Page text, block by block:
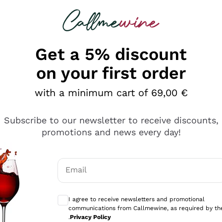
looking for
è male ma secondo me ci sono alternative che
Get a 5% discount
on your first order
with a minimum cart of 69,00 €
Subscribe to our newsletter to receive discounts,
promotions and news every day!
Email
I agree to receive newsletters and promotional
communications from Callmewine, as required by
.Privacy Policy